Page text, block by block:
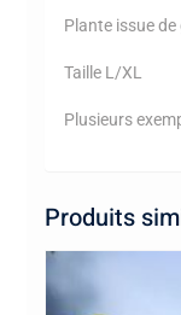
Plante issue
Taille L/XL
Plusieurs
Produits